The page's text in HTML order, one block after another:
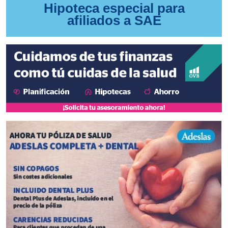
Hipoteca especial para
afiliados a SAE